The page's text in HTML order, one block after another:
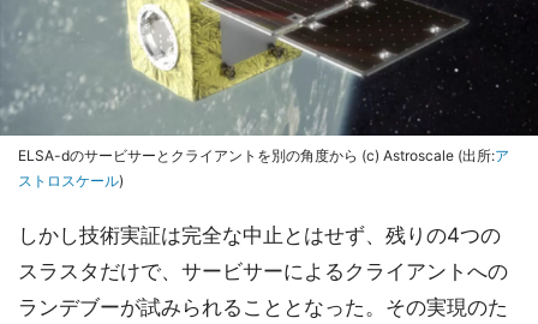
ELSA-dのサービサーとクライアントを別の角度から (c) Astroscale (出所:ア
ストロスケール)
しかし技術実証は完全な中止とはせず、残りの4つの
スラスタだけで、サービサーによるクライアントへの
ランデブーが試みられることとなった。その実現のた